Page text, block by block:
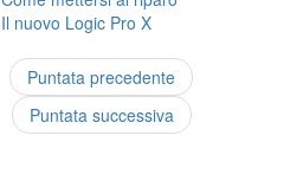
Il nuovo Logic Pro X
Puntata precedente
Puntata successiva